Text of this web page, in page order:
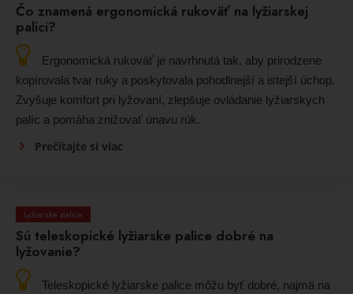
Čo znamená ergonomická rukoväť na lyžiarskej
palici?
Ergonomická rukoväť je navrhnutá tak, aby prirodzene
kopírovala tvar ruky a poskytovala pohodlnejší a istejší úchop.
Zvyšuje komfort pri lyžovaní, zlepšuje ovládanie lyžiarskych
palíc a pomáha znižovať únavu rúk.
Prečítajte si viac
Lyžiarske palice
Sú teleskopické lyžiarske palice dobré na
lyžovanie?
Teleskopické lyžiarske palice môžu byť dobré, najmä na